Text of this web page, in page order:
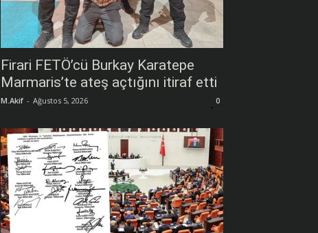
Firari FETÖ’cü Burkay Karatepe
Marmaris’te ateş açtığını itiraf etti
M.Akif - Ağustos 5, 2026 0